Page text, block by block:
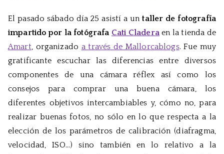
sobre
El pasado sábado día 25 asistí a untaller de fotografía
impartido por la fotógrafa Cati Claderaen la tienda de
Amart, organizado a través de Mallorcablogs. Fue muy
gratificante escuchar las diferencias entre diversos
componentes de una cámara réflex así como los
consejos para comprar una buena cámara, los
diferentes objetivos intercambiables y, cómo no, para
realizar buenas fotos, no sólo en lo que respecta a la
elección de los parámetros de calibración (diafragma,
velocidad, ISO…) sino también en lo relativo a la